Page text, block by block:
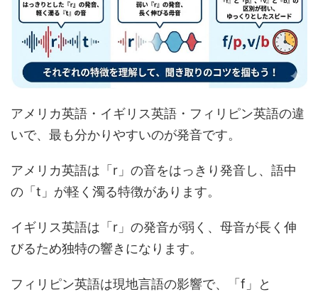
アメリカ英語・イギリス英語・フィリピン英語の違
いで、最も分かりやすいのが発音です。
アメリカ英語は「r」の音をはっきり発音し、語中
の「t」が軽く濁る特徴があります。
イギリス英語は「r」の発音が弱く、母音が長く伸
びるため独特の響きになります。
フィリピン英語は現地言語の影響で、「f」と